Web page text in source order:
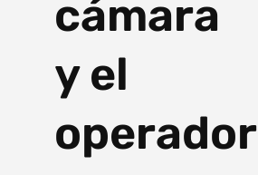
cámara
y el
operador